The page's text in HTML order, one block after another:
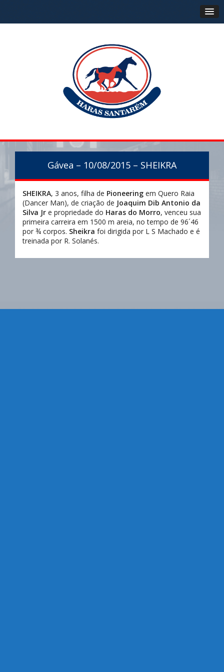
Gávea – 10/08/2015 – SHEIKRA
SHEIKRA, 3 anos, filha de Pioneering em Quero Raia
(Dancer Man), de criação de Joaquim Dib Antonio da
Silva Jr e propriedade do Haras do Morro, venceu sua
primeira carreira em 1500 m areia, no tempo de 96´46
por ¾ corpos. Sheikra foi dirigida por L S Machado e é
treinada por R. Solanés.